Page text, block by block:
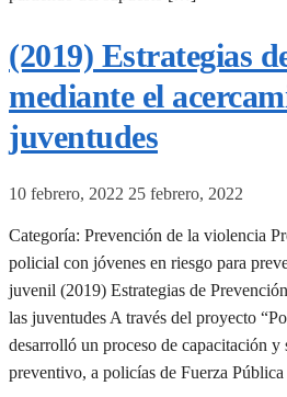
(2019) Estrategias
mediante el
juventudes
10 febrero, 2022 25 febrero, 2022
Categoría: Prevención de la violencia
policial con jóvenes en riesgo para
juvenil (2019) Estrategias de
las juventudes A través del proyecto
desarrolló un proceso de capacitación
preventivo, a policías de Fuerza